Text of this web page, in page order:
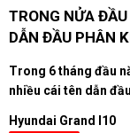
TRONG NỬA
DẪN ĐẦU PHÂN
Trong 6 tháng đầu
nhiều cái tên dẫn
Hyundai Grand I10